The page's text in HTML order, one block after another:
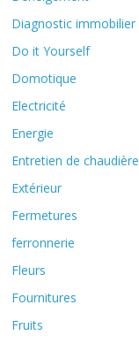
Diagnostic immobilier
Do it Yourself
Domotique
Electricité
Energie
Entretien de chaudière
Extérieur
Fermetures
ferronnerie
Fleurs
Fournitures
Fruits